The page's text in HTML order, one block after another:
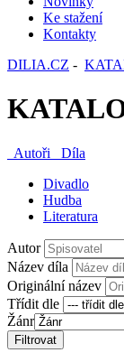
Ke stažení
Kontakty
DILIA.CZ -
Autoři
Díla
Divadlo
Hudba
Literatura
Autor
Název díla
Originální název
Třídit dle
Žánr
Filtrovat